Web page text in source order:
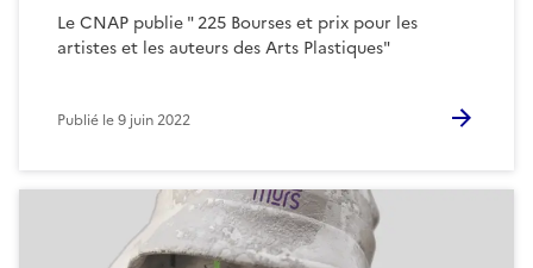
Le CNAP publie " 225 Bourses et prix pour les
artistes et les auteurs des Arts Plastiques"
Publié le9 juin 2022